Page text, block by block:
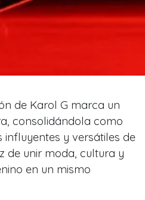
de Karol G marca un
consolidándola como
influyentes y versátiles de
de unir moda, cultura y
en un mismo